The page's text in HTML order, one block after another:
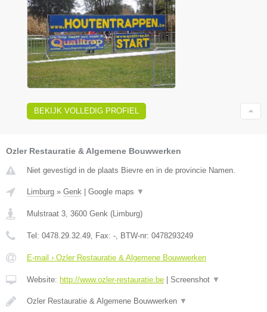
BEKIJK VOLLEDIG PROFIEL
Ozler Restauratie & Algemene Bouwwerken
Niet gevestigd in de plaats Bievre en in de provincie Namen.
Limburg » Genk Google maps ▼
Mulstraat 3, 3600 Genk (Limburg)
Tel: 0478.29.32.49, Fax: -, BTW-nr: 0478293249
E-mail › Ozler Restauratie & Algemene Bouwwerken
Website: http://www.ozler-restauratie.be Screenshot ▼
Ozler Restauratie & Algemene Bouwwerken ▼